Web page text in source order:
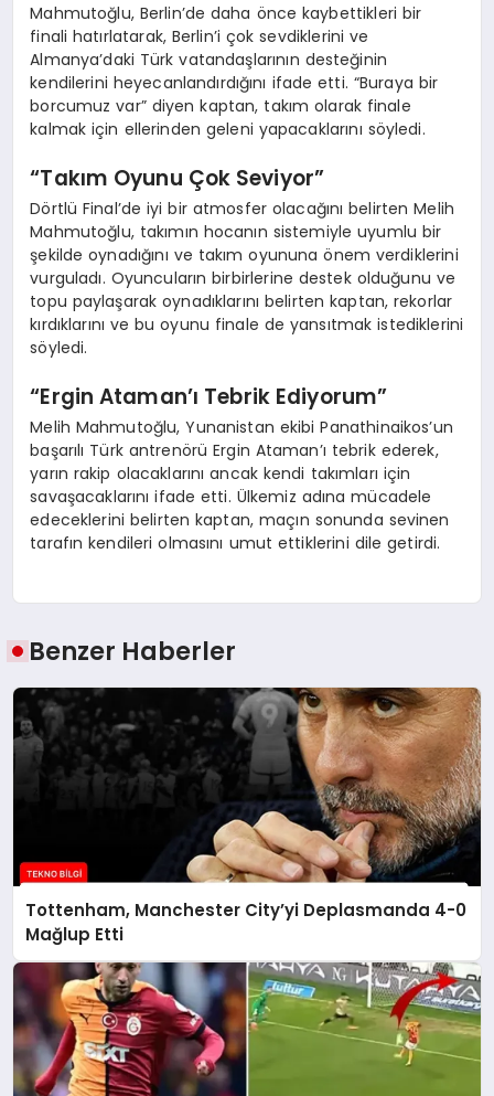
Mahmutoğlu, Berlin’de daha önce kaybettikleri bir
finali hatırlatarak, Berlin’i çok sevdiklerini ve
Almanya’daki Türk vatandaşlarının desteğinin
kendilerini heyecanlandırdığını ifade etti. “Buraya bir
borcumuz var” diyen kaptan, takım olarak finale
kalmak için ellerinden geleni yapacaklarını söyledi.
“Takım Oyunu Çok Seviyor”
Dörtlü Final’de iyi bir atmosfer olacağını belirten Melih
Mahmutoğlu, takımın hocanın sistemiyle uyumlu bir
şekilde oynadığını ve takım oyununa önem verdiklerini
vurguladı. Oyuncuların birbirlerine destek olduğunu ve
topu paylaşarak oynadıklarını belirten kaptan, rekorlar
kırdıklarını ve bu oyunu finale de yansıtmak istediklerini
söyledi.
“Ergin Ataman’ı Tebrik Ediyorum”
Melih Mahmutoğlu, Yunanistan ekibi Panathinaikos’un
başarılı Türk antrenörü Ergin Ataman’ı tebrik ederek,
yarın rakip olacaklarını ancak kendi takımları için
savaşacaklarını ifade etti. Ülkemiz adına mücadele
edeceklerini belirten kaptan, maçın sonunda sevinen
tarafın kendileri olmasını umut ettiklerini dile getirdi.
Benzer Haberler
Tottenham, Manchester City’yi Deplasmanda 4-0
Mağlup Etti